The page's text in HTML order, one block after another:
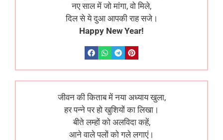
नए साल में जो मांगा, वो मिले,
दिल से ये दुआ आपकी राह सजे।
Happy New Year!
जीवन की किताब में नया अध्याय खुला,
हर पन्ने पर हो खुशियों का लिखा।
बीते लम्हों को अलविदा कहें,
आने वाले पलों को गले लगाएं।